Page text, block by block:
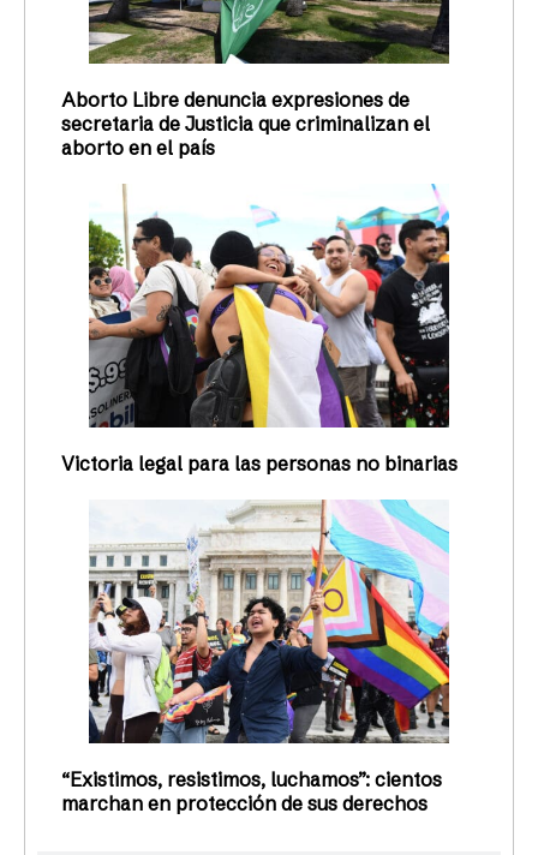
Aborto Libre denuncia expresiones de
secretaria de Justicia que criminalizan el
aborto en el país
Victoria legal para las personas no binarias
“Existimos, resistimos, luchamos”: cientos
marchan en protección de sus derechos